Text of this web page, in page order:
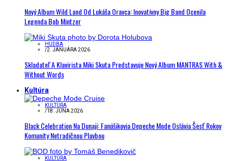
Nový Album Wild Land Od Lukáša Oravca: Inovatívny Big Band Ocenila
Legenda Bob Mintzer
HUDBA
/2. JANUÁRA 2026
Skladateľ A Klavirista Miki Skuta Predstavuje Nový Album MANTRAS With &
Without Words
Kultúra
KULTÚRA
/18. JÚNA 2026
Black Celebration Na Dunaji: Fanúšikovia Depeche Mode Oslávia Šesť Rokov
Komunity Netradičnou Plavbou
KULTÚRA